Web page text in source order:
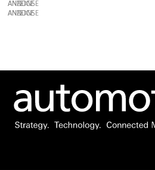
ANZEIGE
ANZEIGE